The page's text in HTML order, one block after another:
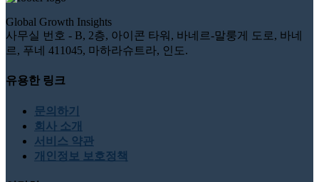
Global Growth Insights
사무실 번호 - B, 2층, 아이콘 타워, 바네르-말룽게 도로, 바네
르, 푸네 411045, 마하라슈트라, 인도.
유용한 링크
문의하기
회사 소개
서비스 약관
개인정보 보호정책